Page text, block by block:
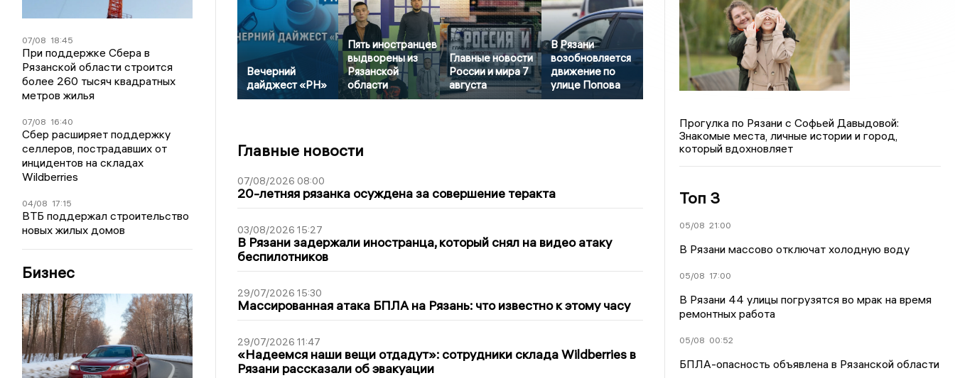
07/08 18:45
При поддержке Сбера в
Рязанской области строится
более 260 тысяч квадратных
метров жилья
07/08 16:40
Сбер расширяет поддержку
селлеров, пострадавших от
инцидентов на складах
Wildberries
04/08 17:15
ВТБ поддержал строительство
новых жилых домов
Бизнес
Вечерний
дайджест «РН»
Пять иностранцев
выдворены из
Рязанской
области
Главные новости
России и мира 7
августа
В Рязани
возобновляется
движение по
улице Попова
Главные новости
07/08/2026 08:00
20-летняя рязанка осуждена за совершение теракта
03/08/2026 15:27
В Рязани задержали иностранца, который снял на видео атаку
беспилотников
29/07/2026 15:30
Массированная атака БПЛА на Рязань: что известно к этому часу
29/07/2026 11:47
«Надеемся наши вещи отдадут»: сотрудники склада Wildberries в
Рязани рассказали об эвакуации
Прогулка по Рязани с Софьей Давыдовой:
Знакомые места, личные истории и город,
который вдохновляет
Топ 3
05/08 21:00
В Рязани массово отключат холодную воду
05/08 17:00
В Рязани 44 улицы погрузятся во мрак на время
ремонтных работа
05/08 00:52
БПЛА-опасность объявлена в Рязанской области